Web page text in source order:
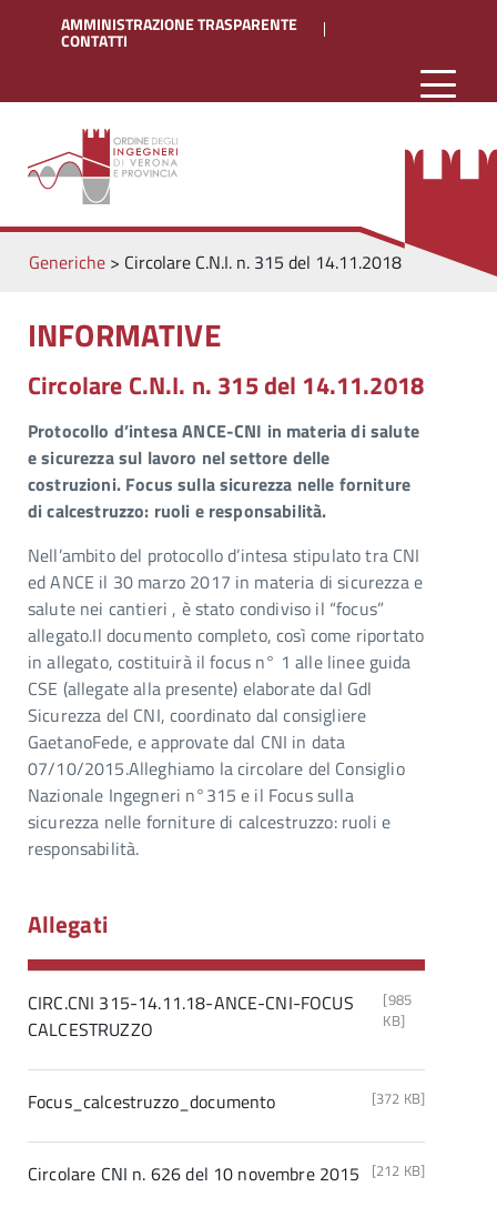
AMMINISTRAZIONE TRASPARENTE
CONTATTI
Generiche> Circolare C.N.I. n. 315 del 14.11.2018
INFORMATIVE
Circolare C.N.I. n. 315 del 14.11.2018
Protocollo d’intesa ANCE-CNI in materia di salute
e sicurezza sul lavoro nel settore delle
costruzioni. Focus sulla sicurezza nelle forniture
di calcestruzzo: ruoli e responsabilità.
Nell’ambito del protocollo d’intesa stipulato tra CNI
ed ANCE il 30 marzo 2017 in materia di sicurezza e
salute nei cantieri , è stato condiviso il “focus”
allegato.Il documento completo, così come riportato
in allegato, costituirà il focus n° 1 alle linee guida
CSE (allegate alla presente) elaborate dal Gdl
Sicurezza del CNI, coordinato dal consigliere
GaetanoFede, e approvate dal CNI in data
07/10/2015.Alleghiamo la circolare del Consiglio
Nazionale Ingegneri n°315 e il Focus sulla
sicurezza nelle forniture di calcestruzzo: ruoli e
responsabilità.
Allegati
CIRC.CNI 315-14.11.18-ANCE-CNI-FOCUS
CALCESTRUZZO
[985
KB]
Focus_calcestruzzo_documento [372 KB]
Circolare CNI n. 626 del 10 novembre 2015 [212 KB]